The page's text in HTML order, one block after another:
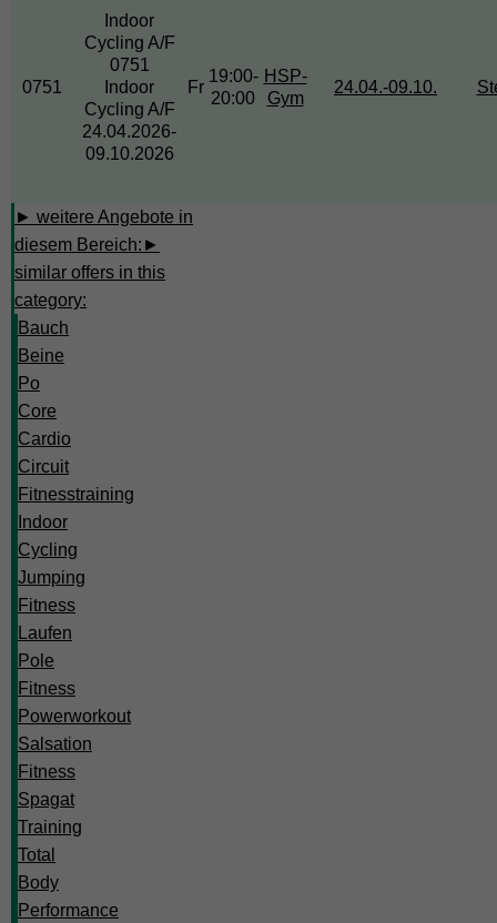
0751
Indoor
Cycling A/F
0751
Indoor
Cycling A/F
24.04.2026-
09.10.2026
Fr
19:00-
20:00
HSP-
Gym
24.04.-09.10.
► weitere Angebote in
diesem Bereich: ►
similar offers in this
category:
Bauch
Beine
Po
Core
Cardio
Circuit
Fitnesstraining
Indoor
Cycling
Jumping
Fitness
Laufen
Pole
Fitness
Powerworkout
Salsation
Fitness
Spagat
Training
Total
Body
Performance